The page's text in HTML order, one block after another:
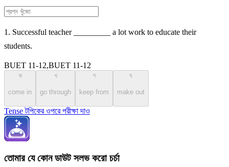
1. Successful teacher _________ a lot work to educate their
students.
BUET 11-12,BUET 11-12
ক
come in
খ
go through
গ
keep from
ঘ
make out
Tense টপিকের ওপরে পরীক্ষা দাও
তোমার যে কোন ডাউট সলভ করো চর্চা